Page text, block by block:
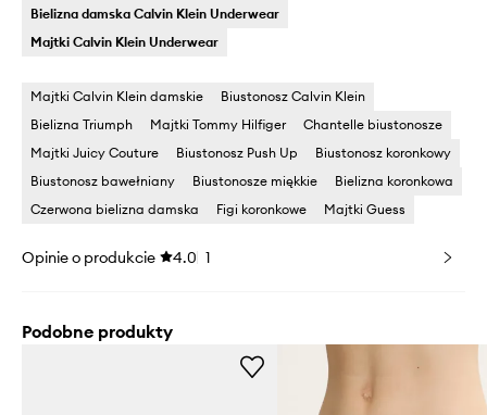
Bielizna damska Calvin Klein Underwear
Majtki Calvin Klein Underwear
Majtki Calvin Klein damskie
Biustonosz Calvin Klein
Bielizna Triumph
Majtki Tommy Hilfiger
Chantelle biustonosze
Majtki Juicy Couture
Biustonosz Push Up
Biustonosz koronkowy
Biustonosz bawełniany
Biustonosze miękkie
Bielizna koronkowa
Czerwona bielizna damska
Figi koronkowe Majtki Guess
Opinie o produkcie 4.0 1
Podobne produkty